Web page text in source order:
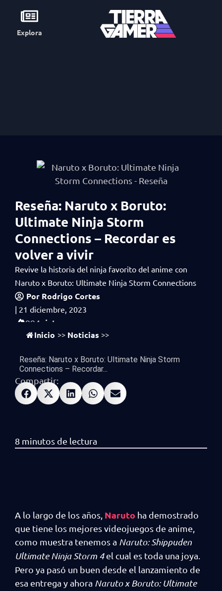
Explora
Reseña: Naruto x Boruto:
Ultimate Ninja Storm
Connections – Recordar es
volver a vivir
Revive la historia del ninja favorito del anime con
Naruto x Boruto: Ultimate Ninja Storm Connections
Por Rodrigo Cortes
| 21 diciembre, 2023
994 vistas
Inicio >> Noticias >>
Reseña: Naruto x Boruto: Ultimate Ninja Storm
Connections – Recordar...
Compartir:
A lo largo de los años, Naruto ha demostrado
que tiene los mejores videojuegos de anime,
como muestra tenemos a Naruto: Shippuden
Ultimate Ninja Storm 4el cual es toda una joya.
Pero ya pasó un buen desde el lanzamiento de
esa entrega y ahora Naruto x Boruto: Ultimate